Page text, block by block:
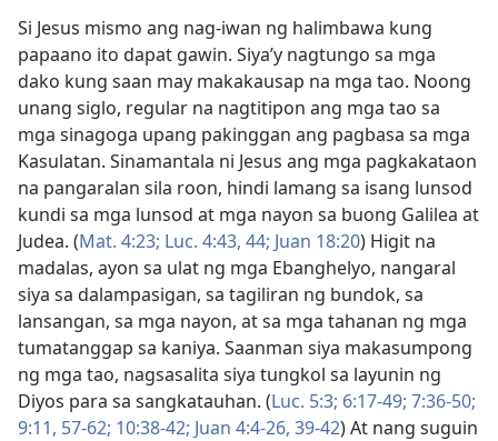
Si Jesus mismo ang nag-iwan ng halimbawa kung
papaano ito dapat gawin. Siya’y nagtungo sa mga
dako kung saan may makakausap na mga tao. Noong
unang siglo, regular na nagtitipon ang mga tao sa
mga sinagoga upang pakinggan ang pagbasa sa mga
Kasulatan. Sinamantala ni Jesus ang mga pagkakataon
na pangaralan sila roon, hindi lamang sa isang lunsod
kundi sa mga lunsod at mga nayon sa buong Galilea at
Judea. (Mat. 4:23; Luc. 4:43, 44; Juan 18:20) Higit na
madalas, ayon sa ulat ng mga Ebanghelyo, nangaral
siya sa dalampasigan, sa tagiliran ng bundok, sa
lansangan, sa mga nayon, at sa mga tahanan ng mga
tumatanggap sa kaniya. Saanman siya makasumpong
ng mga tao, nagsasalita siya tungkol sa layunin ng
Diyos para sa sangkatauhan. (Luc. 5:3; 6:17-49; 7:36-50;
9:11, 57-62; 10:38-42; Juan 4:4-26, 39-42) At nang suguin